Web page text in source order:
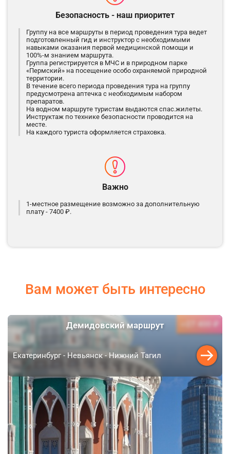
Безопасность - наш приоритет
Группу на все маршруты в период проведения тура ведет
подготовленный гид и инструктор с необходимыми
навыками оказания первой медицинской помощи и
100%-м знанием маршрута.
Группа регистрируется в МЧС и в природном парке
«Пермский» на посещение особо охраняемой природной
территории.
В течение всего периода проведения тура на группу
предусмотрена аптечка с необходимым набором
препаратов.
На водном маршруте туристам выдаются спас.жилеты.
Инструктаж по технике безопасности проводится на
месте.
На каждого туриста оформляется страховка.
Важно
1-местное размещение возможно за дополнительную
плату - 7400 ₽.
Вам может быть интересно
Демидовский маршрут
Екатеринбург - Невьянск - Нижний Тагил